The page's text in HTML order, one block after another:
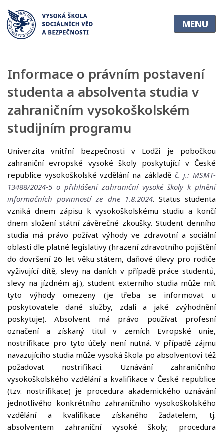
MENU
O
škole
škole
•
Vedení
školy
•
sbor
•
Statut
•
Věda
a
výzkum
•
Vědecké
publikace
•
Knihy
a
monografie
•
Vydavatelství
Pro
uchazeče
•
Studijní
obory
Informace o právním postavení
studenta a absolventa studia v
zahraničním vysokoškolském
studijním programu
Univerzita vnitřní bezpečnosti v Lodži je pobočkou
zahraniční evropské vysoké školy poskytující v České
republice vysokoškolské vzdělání na základě č. j.: MSMT-
13488/2024-5 o přihlášení zahraniční vysoké školy k plnění
informačních povinností ze dne 1.8.2024. Status studenta
vzniká dnem zápisu k vysokoškolskému studiu a končí
dnem složení státní závěrečné zkoušky. Student denního
studia má právo požívat výhody ve zdravotní a sociální
oblasti dle platné legislativy (hrazení zdravotního pojištění
do dovršení 26 let věku státem, daňové úlevy pro rodiče
vyživující dítě, slevy na daních v případě práce studentů,
slevy na jízdném aj.), student externího studia může mít
tyto výhody omezeny (je třeba se informovat u
poskytovatele dané služby, zdali a jaké zvýhodnění
poskytuje). Absolvent má právo používat profesní
označení a získaný titul v zemích Evropské unie,
nostrifikace pro tyto účely není nutná. V případě zájmu
navazujícího studia může vysoká škola po absolventovi též
požadovat nostrifikaci. Uznávání zahraničního
vysokoškolského vzdělání a kvalifikace v České republice
(tzv. nostrifikace) je procedura akademického uznávání
jednotlivého konkrétního zahraničního vysokoškolského
vzdělání a kvalifikace získaného žadatelem, tj.
absolventem zahraniční vysoké školy; procedura